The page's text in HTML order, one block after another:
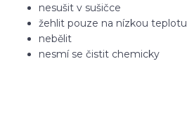
nesušit v sušičce
žehlit pouze na nízkou teplotu
nebělit
nesmí se čistit chemicky